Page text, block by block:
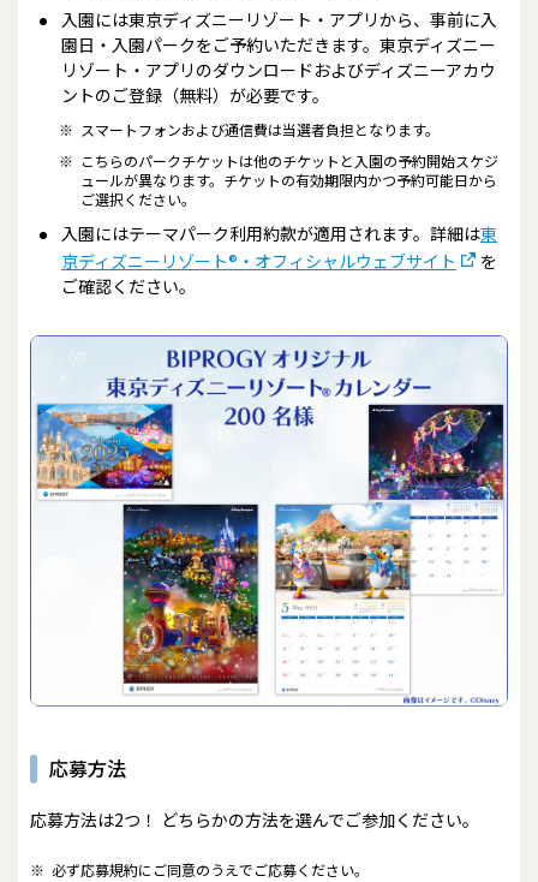
入園には東京ディズニーリゾート・アプリから、事前に入
園日・入園パークをご予約いただきます。東京ディズニー
リゾート・アプリのダウンロードおよびディズニーアカウ
ントのご登録（無料）が必要です。
※ スマートフォンおよび通信費は当選者負担となります。
※ こちらのパークチケットは他のチケットと入園の予約開始スケジ
ュールが異なります。チケットの有効期限内かつ予約可能日から
ご選択ください。
入園にはテーマパーク利用約款が適用されます。詳細は東
京ディズニーリゾート®・オフィシャルウェブサイト
を
ご確認ください。
応募方法
応募方法は2つ！ どちらかの方法を選んでご参加ください。
※ 必ず応募規約にご同意のうえでご応募ください。